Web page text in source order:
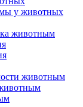
у животных
животным
животным